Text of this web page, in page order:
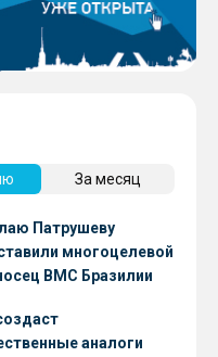
За месяц
Патрушеву
многоцелевой
ВМС Бразилии
аналоги